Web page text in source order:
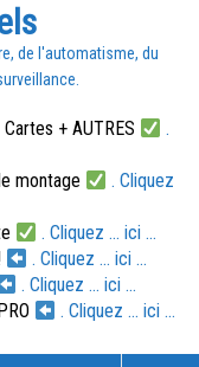
de l'automatisme, du
+ AUTRES
.
montage
. Cliquez
. Cliquez ... ici ...
. Cliquez ... ici ...
. Cliquez ... ici ...
. Cliquez ... ici ...